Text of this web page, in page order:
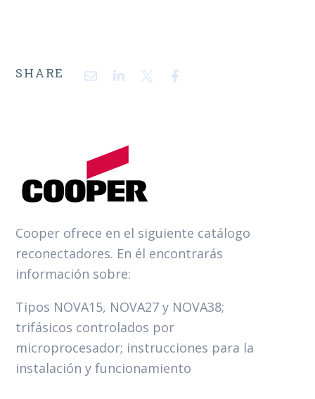
SHARE
Cooper ofrece en el siguiente catálogo
reconectadores. En él encontrarás
información sobre:
Tipos NOVA15, NOVA27 y NOVA38;
trifásicos controlados por
microprocesador; instrucciones para la
instalación y funcionamiento